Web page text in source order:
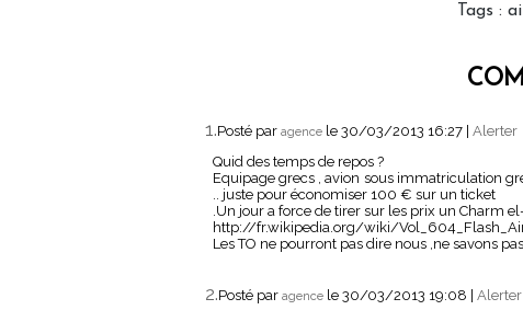
Tags :
1.Posté par agence le 30/03/2013 16:27 Alerter
Quid des temps de repos ?
Equipage grecs , avion sous immatriculation
.. juste pour économiser 100 € sur un ticket
.Un jour a force de tirer sur les prix un Charm
http://fr.wikipedia.org/wiki/
Les TO ne pourront pas dire nous ,ne savons
2.Posté par agence le 30/03/2013 19:08
Alerter